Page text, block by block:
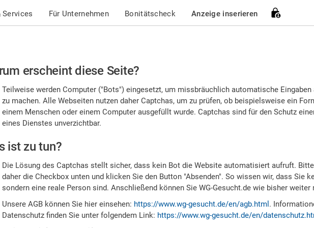
Services Für Unternehmen Bonitätscheck Anzeige inserieren
erscheint diese Seite?
Teilweise werden Computer ("Bots") eingesetzt, um missbräuchlich automatische Eingaben
zu machen. Alle Webseiten nutzen daher Captchas, um zu prüfen, ob beispielsweise ein
einem Menschen oder einem Computer ausgefüllt wurde. Captchas sind für den Schutz
eines Dienstes unverzichtbar.
ist zu tun?
Die Lösung des Captchas stellt sicher, dass kein Bot die Website automatisiert aufruft.
daher die Checkbox unten und klicken Sie den Button "Absenden". So wissen wir, dass Sie
sondern eine reale Person sind. Anschließend können Sie WG-Gesucht.de wie bisher weiter
Unsere AGB können Sie hier einsehen: https://www.wg-gesucht.de/en/agb.html .
Datenschutz finden Sie unter folgendem Link: https://www.wg-gesucht.de/en/